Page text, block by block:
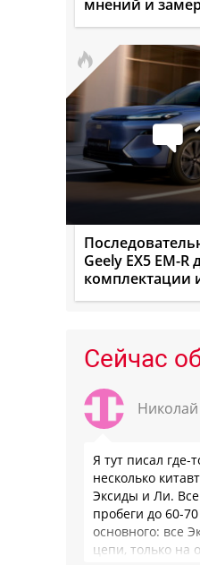
мнений и
Geely EX5 EM-R
комплектации
Сейчас
Николай
Я тут писал где-
несколько
Эксиды и Ли.
пробеги до 60-
основного: все
цепи, только на